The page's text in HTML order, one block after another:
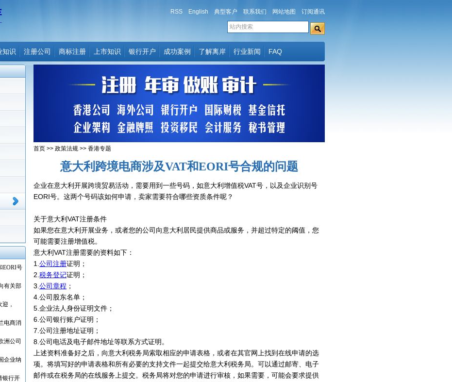
RSS English 典型客户 联系我们 网站地图 订阅通讯
知识 注册公司 商标注册 上市知识 银行开户 成功案例 了解离岸 行业新闻 FAQ
EORI号
有关部
，
电商消
洲公司
企业纳
银行开
首页 >> 政策法规 >> 香港专题
意大利跨境电商涉及VAT和EORI号合规的问题
企业在意大利开展跨境贸易活动，需要用到一些号码，如意大利增值税VAT号，以及企业识别号
EORI号。这两个号码该如何申请，卖家需要符合哪些资质条件呢？
关于意大利VAT注册条件
如果您在意大利开展业务，或者您的公司向意大利居民提供商品或服务，并超过特定的阈值，您
可能需要注册增值税。
意大利VAT注册需要的资料如下：
1. 公司注册证明；
2. 税务登记证明；
3. 公司章程 ；
4.公司股东名单；
5.企业法人身份证明文件；
6.公司银行账户证明；
7.公司注册地址证明；
8.公司电话及电子邮件地址等联系方式证明。
上述资料准备好之后，向意大利税务局索取相应的申请表格，或者在其官网上找到在线申请的选
项。将填写好的申请表格和所有必要的支持文件一起提交给意大利税务局。可以通过邮寄、电子
邮件或在税务局的在线服务上提交。税务局将对您的申请进行审核，如果需要，可能会要求提供